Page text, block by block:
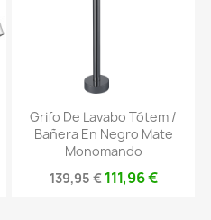
Grifo De Lavabo Tótem /
Bañera En Negro Mate
Monomando
139,95 € 111,96 €